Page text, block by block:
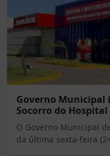
Governo
Socorro do
O Governo Municipal
da última sexta-feira